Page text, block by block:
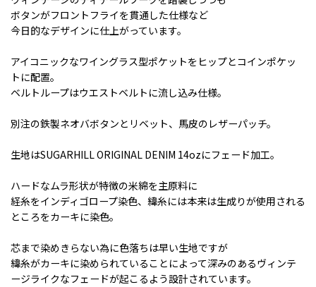
ボタンがフロントフライを貫通した仕様など
今日的なデザインに仕上がっています。
アイコニックなワイングラス型ポケットをヒップとコインポケッ
トに配置。
ベルトループはウエストベルトに流し込み仕様。
別注の鉄製ネオバボタンとリベット、馬皮のレザーパッチ。
生地はSUGARHILL ORIGINAL DENIM 14ozにフェード加工。
ハードなムラ形状が特徴の米綿を主原料に
経糸をインディゴロープ染色、緯糸には本来は生成りが使用される
ところをカーキに染色。
芯まで染めきらない為に色落ちは早い生地ですが
緯糸がカーキに染められていることによって深みのあるヴィンテ
ージライクなフェードが起こるよう設計されています。